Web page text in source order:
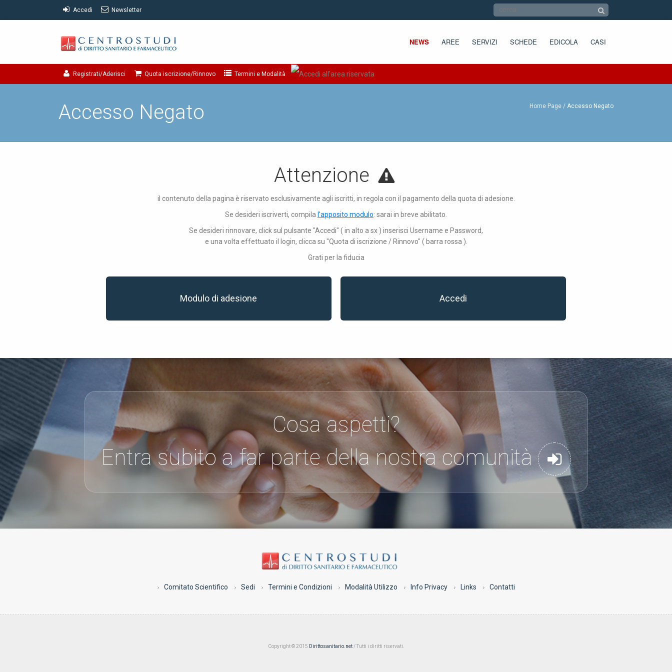
Accedi Newsletter
NEWS AREE SERVIZI SCHEDE EDICOLA CASI
Registrati/Aderisci Quota iscrizione/Rinnovo Termini e Modalità
Accesso Negato Home Page Accesso Negato
Attenzione
il contenuto della pagina è riservato esclusivamente agli iscritti, in regola con il pagamento della quota di adesione.
Se desideri iscriverti, compila l'apposito modulo: sarai in breve abilitato.
Se desideri rinnovare, click sul pulsante "Accedi" ( in alto a sx ) inserisci Username e Password,
e una volta effettuato il login, clicca su "Quota di iscrizione / Rinnovo" ( barra rossa ).
Grati per la fiducia
Modulo di adesione Accedi
Cosa aspetti?
Entra subito a far parte della nostra comunità
Comitato Scientifico Sedi Termini e Condizioni Modalità Utilizzo Info Privacy Links Contatti
Copyright © 2015 Dirittosanitario.net/ Tutti i diritti riservati.